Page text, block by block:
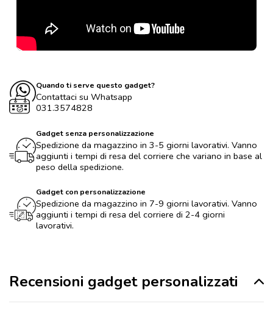
Quando ti serve questo gadget?
Contattaci su Whatsapp
031.3574828
Gadget senza personalizzazione
Spedizione da magazzino in 3-5 giorni lavorativi. Vanno
aggiunti i tempi di resa del corriere che variano in base al
peso della spedizione.
Gadget con personalizzazione
Spedizione da magazzino in 7-9 giorni lavorativi. Vanno
aggiunti i tempi di resa del corriere di 2-4 giorni
lavorativi.
Recensioni gadget personalizzati